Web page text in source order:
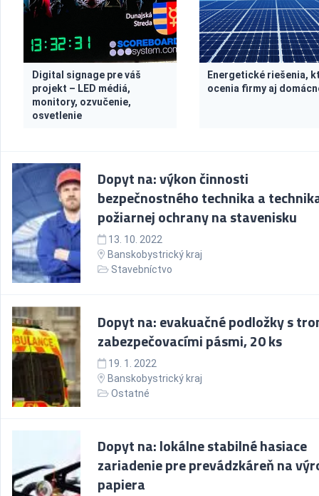
Digital signage pre váš
projekt – LED médiá,
monitory, ozvučenie,
osvetlenie
Energetické riešenia,
ocenia firmy aj
Dopyt na: výkon činnosti
bezpečnostného technika a
požiarnej ochrany na stavenisku
13. 10. 2022
Banskobystrický kraj
Stavebníctvo
Dopyt na: evakuačné podložky s
zabezpečovacími pásmi, 20 ks
19. 1. 2022
Banskobystrický kraj
Ostatné
Dopyt na: lokálne stabilné hasiace
zariadenie pre prevádzkáreň na
papiera